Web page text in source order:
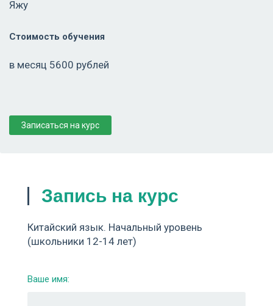
Стоимость обучения
в месяц 5600 рублей
Записаться на курс
Запись на курс
Китайский язык. Начальный уровень
(школьники 12-14 лет)
Ваше имя: